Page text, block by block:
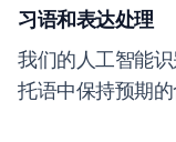
习语和表达处理
我们的人工智能
托语中保持预期的